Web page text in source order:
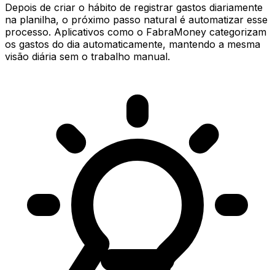
Depois de criar o hábito de registrar gastos diariamente
na planilha, o próximo passo natural é automatizar esse
processo. Aplicativos como o FabraMoney categorizam
os gastos do dia automaticamente, mantendo a mesma
visão diária sem o trabalho manual.